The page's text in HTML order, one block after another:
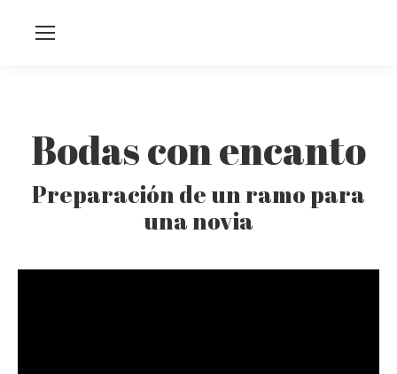
Bodas con encanto
Preparación de un ramo para
una novia